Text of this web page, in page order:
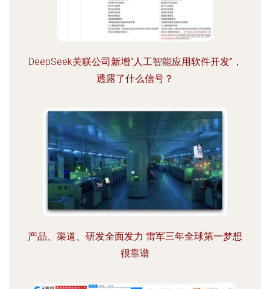
DeepSeek关联公司新增“人工智能应用软件开发”，
透露了什么信号？
产品、渠道、研发全面发力 雷军三年全球第一梦想
很靠谱